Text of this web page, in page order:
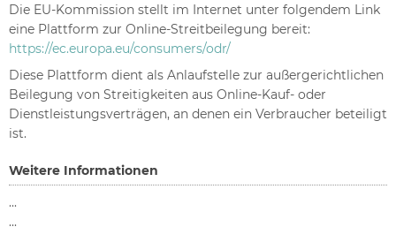
Die EU-Kommission stellt im Internet unter folgendem Link
eine Plattform zur Online-Streitbeilegung bereit:
https://ec.europa.eu/consumers/odr/
Diese Plattform dient als Anlaufstelle zur außergerichtlichen
Beilegung von Streitigkeiten aus Online-Kauf- oder
Dienstleistungsverträgen, an denen ein Verbraucher beteiligt
ist.
Weitere Informationen
...
...